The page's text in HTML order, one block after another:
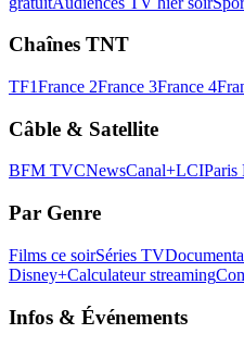
Chaînes TNT
TF1France 2France 3France 4
Câble & Satellite
BFM TVCNewsCanal+LCIParis
Par Genre
Films ce soirSéries TV
Disney+Calculateur streaming
Infos & Événements